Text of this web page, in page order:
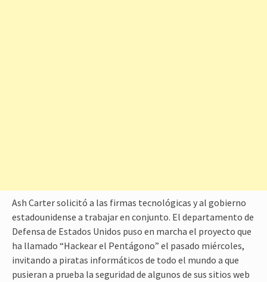
Ash Carter solicitó a las firmas tecnológicas y al gobierno
estadounidense a trabajar en conjunto. El departamento de
Defensa de Estados Unidos puso en marcha el proyecto que
ha llamado “Hackear el Pentágono” el pasado miércoles,
invitando a piratas informáticos de todo el mundo a que
pusieran a prueba la seguridad de algunos de sus sitios web